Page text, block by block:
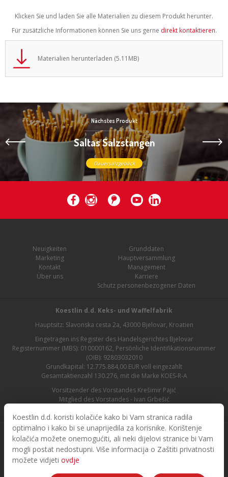
Koestlin d.d. koristi kolačiće kako bi Vam stranica radila
optimalno i kako bi se unaprijedila za korisnike. Korištenje
kolačića možete onemogućiti, ali neki dijelovi stranice bi Vam
mogli postat nedostupni. Više informacija o Zaštiti privatnosti
možete vidjeti ovdje
Klicken Sie und laden Sie alle Materialien zu diesem Produkt herunter.
Für zusätzliche Informationen können Sie uns gerne direkt kontaktieren.
Materialien herunterladen (5.11MB)
Nächstes Produkt
Saltas Salzstangen
Dauersalzgebäck
Neuigkeiten
Marketing
Kontakt
Über uns
Grunddaten
Hauptversammlung
Management
Karriere
Schutz personenbezogener Daten
Koestlin d.d. Keks- und Waffelfabrik
Hauptsitz: Slavonska cesta 2a, 43000 Bjelovar, Kroatien
Eingetragen ins Register des Handelsgerichtes Bjelovar
Registernummer (MBS): 010000162, Persönliche Identifikationsnummer
(OIB): 92803032010
Grundkapital: 12.775.884,00 EUR voll eingezahlt
Gesamtaktienzahl 130.276, mit die Marke KOES-R-A
Vorsitzender des Vorstandes Krešimir Pajić
Mitglied des Vorstandes - Ivan Grbešić
© 2026. Koestlin. Alle Rechte vorbehalten.
Designed and developed by